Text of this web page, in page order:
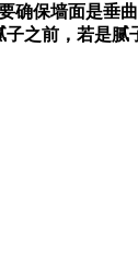
保墙面是垂
之前，若是